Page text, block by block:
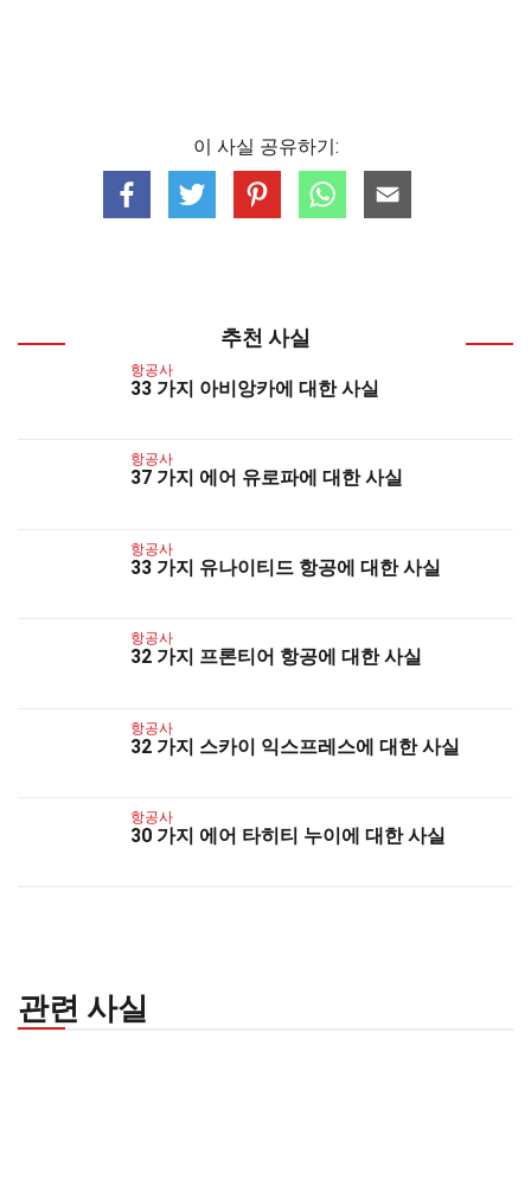
이 사실 공유하기:
추천 사실
항공사
33 가지 아비앙카에 대한 사실
항공사
37 가지 에어 유로파에 대한 사실
항공사
33 가지 유나이티드 항공에 대한 사실
항공사
32 가지 프론티어 항공에 대한 사실
항공사
32 가지 스카이 익스프레스에 대한 사실
항공사
30 가지 에어 타히티 누이에 대한 사실
관련 사실